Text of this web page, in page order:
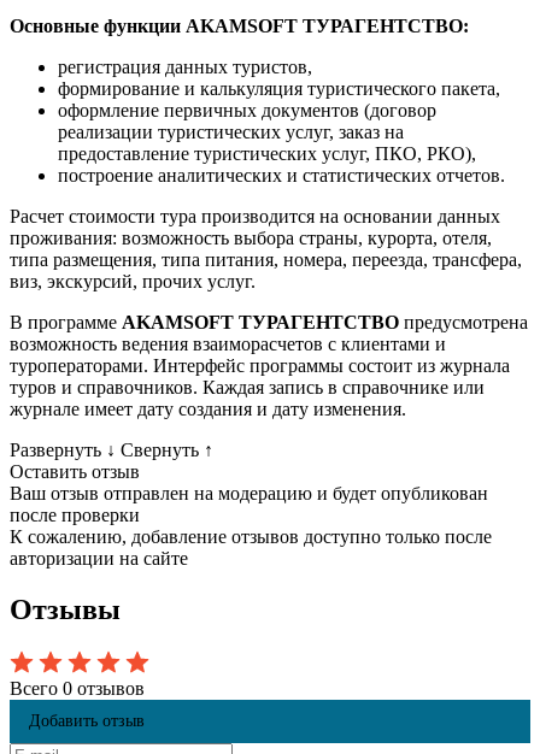
Основные функции AKAMSOFT ТУРАГЕНТСТВО:
регистрация данных туристов,
формирование и калькуляция туристического пакета,
оформление первичных документов (договор
реализации туристических услуг, заказ на
предоставление туристических услуг, ПКО, РКО),
построение аналитических и статистических отчетов.
Расчет стоимости тура производится на основании данных
проживания: возможность выбора страны, курорта, отеля,
типа размещения, типа питания, номера, переезда, трансфера,
виз, экскурсий, прочих услуг.
В программе AKAMSOFT ТУРАГЕНТСТВО предусмотрена
возможность ведения взаиморасчетов с клиентами и
туроператорами. Интерфейс программы состоит из журнала
туров и справочников. Каждая запись в справочнике или
журнале имеет дату создания и дату изменения.
Развернуть ↓ Свернуть ↑
Оставить отзыв
Ваш отзыв отправлен на модерацию и будет опубликован
после проверки
К сожалению, добавление отзывов доступно только после
авторизации на сайте
Отзывы
Всего 0 отзывов
Добавить отзыв